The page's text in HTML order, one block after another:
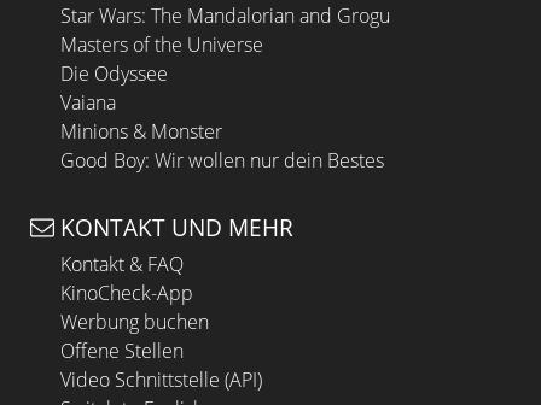
Star Wars: The Mandalorian and Grogu
Masters of the Universe
Die Odyssee
Vaiana
Minions & Monster
Good Boy: Wir wollen nur dein Bestes
KONTAKT UND MEHR
Kontakt & FAQ
KinoCheck-App
Werbung buchen
Offene Stellen
Video Schnittstelle (API)